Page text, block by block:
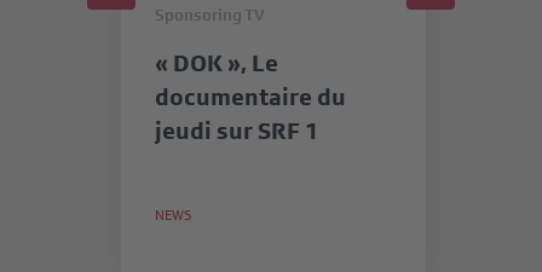
Sponsoring TV
« DOK », Le
documentaire du
jeudi sur SRF 1
NEWS